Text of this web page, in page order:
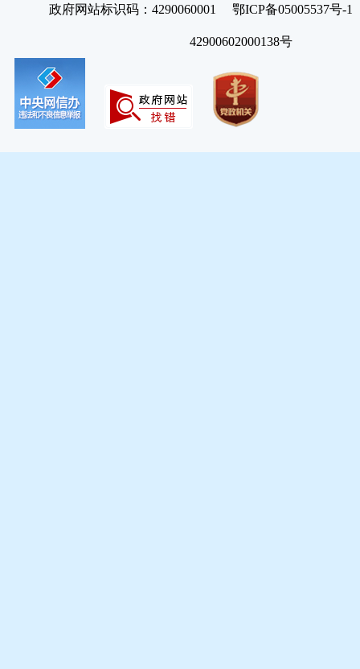
政府网站标识码：4290060001 鄂ICP备05005537号
42900602000138号